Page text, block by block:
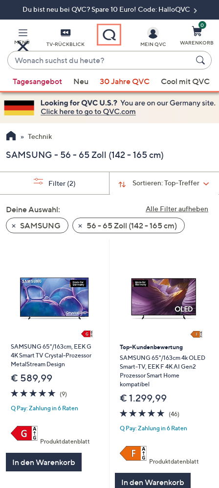
Du bist neu bei QVC? Spare 10 Euro! Code: HalloQVC
MENÜ TV-RÜCKBLICK
Wonach
suchst
du
heute?
Vorschläge
verfügbar
sind,
verwenden
Sie
Pfeiltasten
nach
und
nach
unten
oder
Touch-
Geräten
nach
links
um
diese
anzuzeigen.
MEIN QVC
0
WARENKORB
Tagesangebot Neu 30 Jahre QVC Cool mit QVC
Technik
SAMSUNG - 56 - 65 Zoll (142 - 165 cm)
Sortieren:Top-Treffer
Filter (2)
Alle Filter aufheben
Deine Auswahl:
SAMSUNG
56 - 65 Zoll (142 - 165 cm)
SAMSUNG 65"/163cm, EEK G
4K Smart TV Crystal‑Prozessor
MetalStream Design
€ 589,99
4.9
von
5
(9)9
Q Pay: Zahlung in 6 Raten
Produktdatenblatt
In den Warenkorb
Top-Kundenbewertung
SAMSUNG 65"/163cm 4k OLED
Smart-TV, EEK F 4K AI Gen2
Prozessor Smart Home
kompatibel
€ 1.299,99
4.8
von
5
(46)46
Q Pay: Zahlung in 6 Raten
Produktdatenblatt
In den Warenkorb